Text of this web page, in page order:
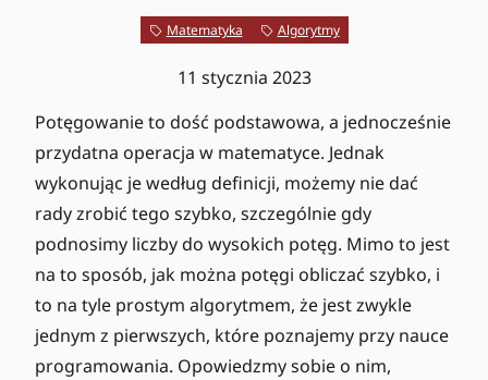
Matematyka Algorytmy
11 stycznia 2023
Potęgowanie to dość podstawowa, a jednocześnie
przydatna operacja w matematyce. Jednak
wykonując je według definicji, możemy nie dać
rady zrobić tego szybko, szczególnie gdy
podnosimy liczby do wysokich potęg. Mimo to jest
na to sposób, jak można potęgi obliczać szybko, i
to na tyle prostym algorytmem, że jest zwykle
jednym z pierwszych, które poznajemy przy nauce
programowania. Opowiedzmy sobie o nim,